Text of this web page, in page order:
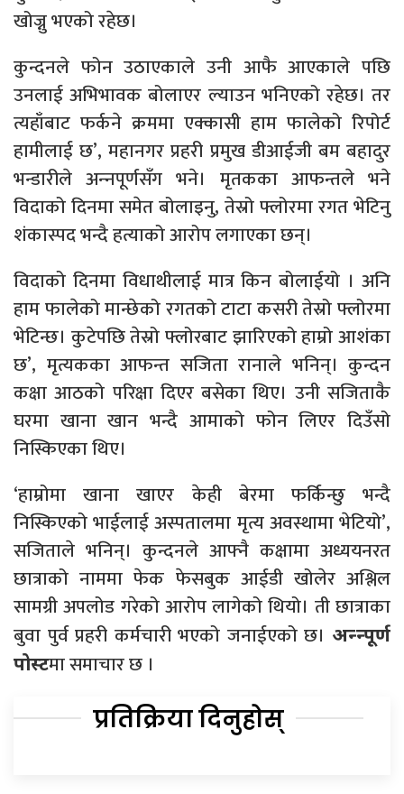
खोज्नु भएको रहेछ।
कुन्दनले फोन उठाएकाले उनी आफै आएकाले पछि
उनलाई अभिभावक बोलाएर ल्याउन भनिएको रहेछ। तर
त्यहाँबाट फर्कने क्रममा एक्कासी हाम फालेको रिपोर्ट
हामीलाई छ’, महानगर प्रहरी प्रमुख डीआईजी बम बहादुर
भन्डारीले अन्‍नपूर्णसँग भने। मृतकका आफन्तले भने
विदाको दिनमा समेत बोलाइनु, तेस्रो फ्लोरमा रगत भेटिनु
शंकास्पद भन्दै हत्याको आरोप लगाएका छन्।
विदाको दिनमा विधाथीलाई मात्र किन बोलाईयो । अनि
हाम फालेको मान्छेको रगतको टाटा कसरी तेस्रो फ्लोरमा
भेटिन्छ। कुटेपछि तेस्रो फ्लोरबाट झारिएको हाम्रो आशंका
छ’, मृत्यकका आफन्त सजिता रानाले भनिन्। कुन्दन
कक्षा आठको परिक्षा दिएर बसेका थिए। उनी सजिताकै
घरमा खाना खान भन्दै आमाको फोन लिएर दिउँसो
निस्किएका थिए।
‘हाम्रोमा खाना खाएर केही बेरमा फर्किन्छु भन्दै
निस्किएको भाईलाई अस्पतालमा मृत्य अवस्थामा भेटियो’,
सजिताले भनिन्। कुन्दनले आफ्नै कक्षामा अध्ययनरत
छात्राको नाममा फेक फेसबुक आईडी खोलेर अश्लिल
सामग्री अपलोड गरेको आरोप लागेको थियो। ती छात्राका
बुवा पुर्व प्रहरी कर्मचारी भएको जनाईएको छ। अन्न्पूर्ण
पोस्टमा समाचार छ ।
प्रतिक्रिया दिनुहोस्